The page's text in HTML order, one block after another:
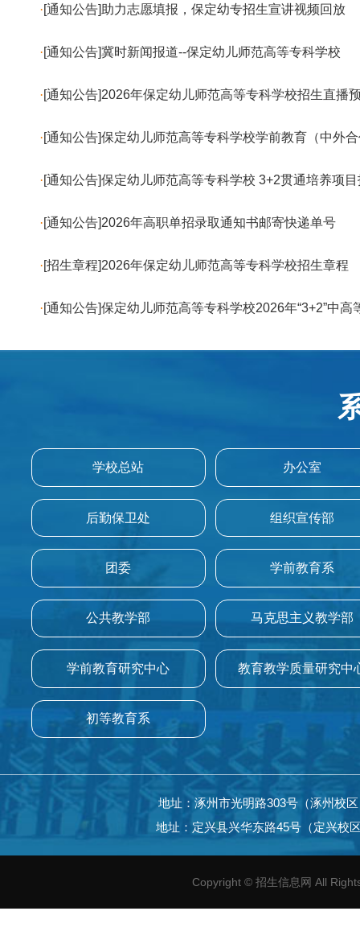
· [通知公告]​助力志愿填报，保定幼专招生宣讲视频回放
· [通知公告]冀时新闻报道--保定幼儿师范高等专科学校
· [通知公告]2026年保定幼儿师范高等专科学校招生直播
· [通知公告]保定幼儿师范高等专科学校学前教育（中外
· [通知公告]保定幼儿师范高等专科学校 3+2贯通培养项
· [通知公告]2026年高职单招录取通知书邮寄快递单号
· [招生章程]2026年保定幼儿师范高等专科学校招生章程
· [通知公告]保定幼儿师范高等专科学校2026年“3+2”中
学校总站 办公室
后勤保卫处 组织宣传部
团委 学前教育系
公共教学部 马克思主义教学部
学前教育研究中心 教育教学质量研究中
初等教育系
地址：涿州市光明路303号（涿州校
地址：定兴县兴华东路45号（定兴校
Copyright ©招生信息网 All